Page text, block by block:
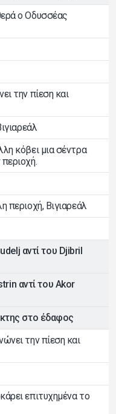
ο Οδυσσέας
την πίεση και
κόβει μια σέντρα
περιοχή, Βιγιαρεάλ
αντί του Djibril
αντί του Akor
στο έδαφος
την πίεση και
επιτυχημένα το